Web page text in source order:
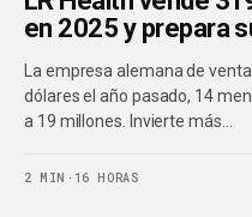
en 2025 y prepara
La empresa alemana de
dólares el año pasado, 14
a 19 millones. Invierte más…
2 MIN · 16 HORAS